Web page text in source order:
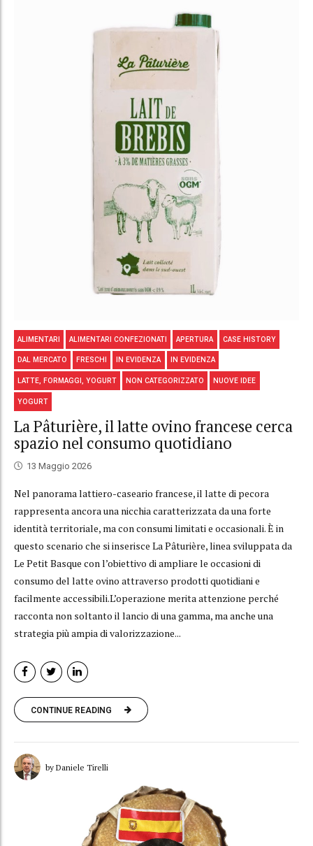
ALIMENTARI ALIMENTARI CONFEZIONATI APERTURA CASE HISTORY
DAL MERCATO FRESCHI IN EVIDENZA IN EVIDENZA
LATTE, FORMAGGI, YOGURT NON CATEGORIZZATO NUOVE IDEE
YOGURT
La Pâturière, il latte ovino francese cerca
spazio nel consumo quotidiano
13 Maggio 2026
Nel panorama lattiero-caseario francese, il latte di pecora
rappresenta ancora una nicchia caratterizzata da una forte
identità territoriale, ma con consumi limitati e occasionali. È in
questo scenario che si inserisce La Pâturière, linea sviluppata da
Le Petit Basque con l’obiettivo di ampliare le occasioni di
consumo del latte ovino attraverso prodotti quotidiani e
facilmente accessibili.L’operazione merita attenzione perché
racconta non soltanto il lancio di una gamma, ma anche una
strategia più ampia di valorizzazione...
CONTINUE READING
by Daniele Tirelli